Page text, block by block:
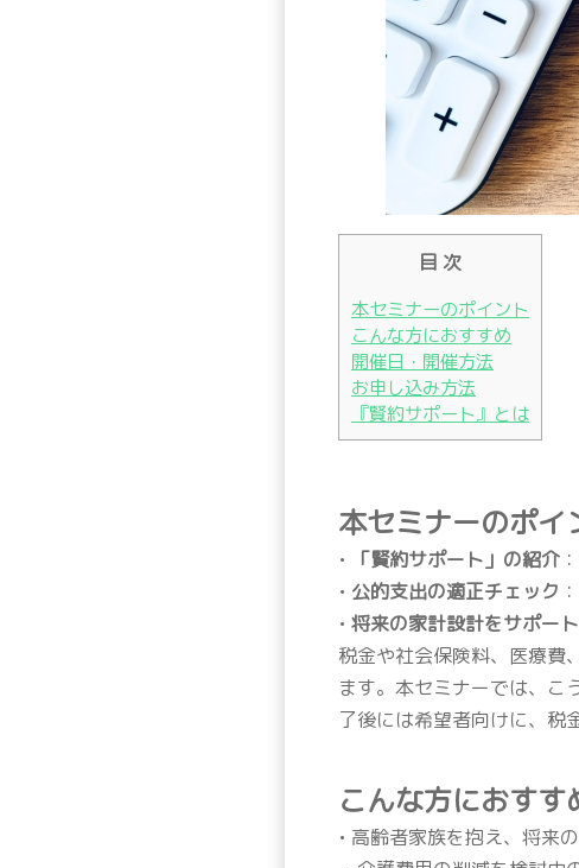
目 次
本セミナーのポイント
こんな方におすすめ
開催日・開催方法
お申し込み方法
『賢約サポート』とは
本セミナーのポイ
• 「賢約サポート」の紹介
• 公的支出の適正チェック
• 将来の家計設計をサポート
税金や社会保険料、医療費
ます。本セミナーでは、こ
了後には希望者向けに、税
こんな方におすす
• 高齢者家族を抱え、将来